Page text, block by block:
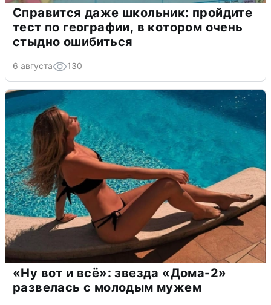
Справится даже школьник: пройдите
тест по географии, в котором очень
стыдно ошибиться
6 августа 130
«Ну вот и всё»: звезда «Дома-2»
развелась с молодым мужем